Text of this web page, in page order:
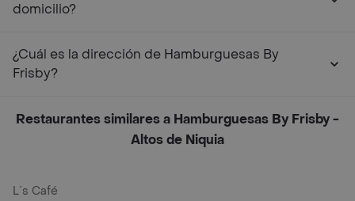
domicilio?
¿Cuál es la dirección de Hamburguesas By
Frisby?
Restaurantes similares a Hamburguesas By Frisby -
Altos de Niquia
L´s Café